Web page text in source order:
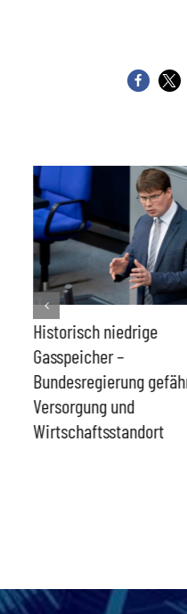
Historisch niedrige
Gasspeicher –
Bundesregierung
Versorgung und
Wirtschaftsstandort